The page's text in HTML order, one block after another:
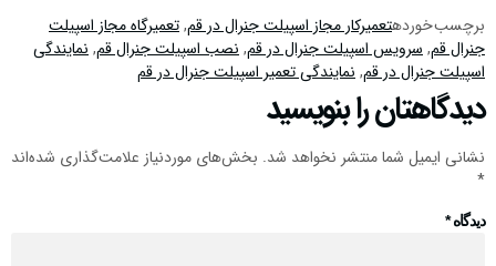
خوردهتعمیرکار مجاز اسپیلت جنرال در قم,تعمیرگاه مجاز اسپیلت
قم,سرویس اسپیلت جنرال در قم,نصب اسپیلت جنرال قم,نمایندگی
جنرال در قم,نمایندگی تعمیر اسپیلت جنرال در قم
را بنویسید
ایمیل شما منتشر نخواهد شد.بخش‌های موردنیاز علامت‌گذاری شده‌اند
*